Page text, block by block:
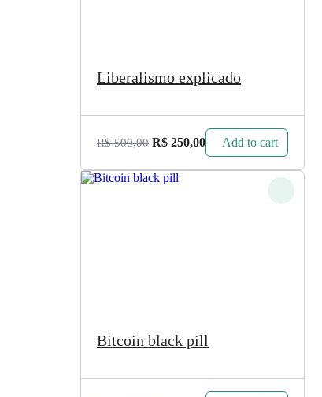
Liberalismo explicado
R$500,00 R$ 250,00 Add to cart
Bitcoin black pill